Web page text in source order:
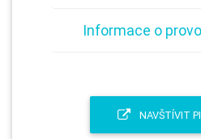
Informace o
NAVŠTÍVIT